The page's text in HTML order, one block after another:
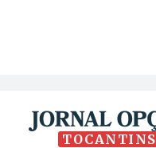
TOCANTINS